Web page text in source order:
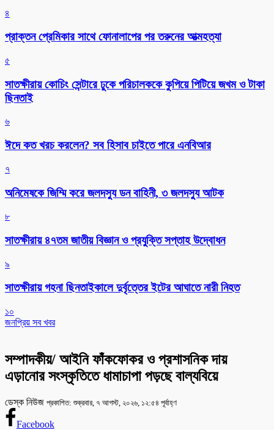
৪
প্রাক্তন প্রেমিকার সাথে ফোনালাপের পর তরুনের আত্মহত্যা
৫
সাতক্ষীরায় কোচিং সেন্টারে ঢুকে পরিচালককে কুপিয়ে পিটিয়ে জখম ও টাকা
ছিনতাই
৬
ঈদে কত খরচ করলেন? সব হিসাব চাইতে পারে এনবিআর
৭
অনিমেষকে জিম্মি করে জলদস্যু ডন বাহিনী, ৩ জলদস্যু আটক
৮
সাতক্ষীরায় ৪৭তম জাতীয় বিজ্ঞান ও প্রযুক্তি সপ্তাহ উদ্বোধন
৯
সাতক্ষীরায় গহনা ছিনতাইকালে দুর্বৃত্তের ইটের আঘাতে নারী নিহত
১০
জনপ্রিয় সব খবর
সম্পাদকীয়/ আইনি ফাঁকফোকর ও প্রশাসনিক দায়
এড়ানোর সংস্কৃতিতে ধামাচাপা পড়ছে বাল্যবিয়ে
ডেস্ক নিউজ প্রকাশিত: শুক্রবার, ৭ আগস্ট, ২০২৬, ১২:৫৪ পূর্বাহ্ণ
Facebook